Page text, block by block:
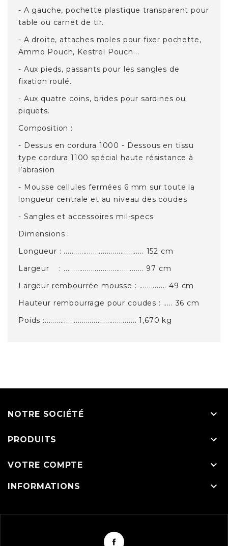
- A gauche, pochette plastique transparent pour
table ou carnet de tir.
- A droite, attaches moles pour fixer pochette,
Ammo Pouch, Kestrel Pouch...
- Aux pieds, passants pour les sangles de
fixation roulé.
- Aux quatre coins, brides pour sardines ou
piquets.
Composition :
- Dessus en cordura 1000 - Dessous en tissu
type cordura 1100 spécial haute résistance à
l’abrasion
- Mousse cellules fermées 6 mm sur toute la
longueur centrale et au niveau des coudes
- Sangles et accessoires mil-specs
Dimensions :
Longueur : ......................................... 152 cm
Largeur : ......................................... 97 cm
Largeur rembourrée mousse : .............. 49 cm
Hauteur rembourrage pour coudes : ..... 36 cm
Poids :............................................... 1,670 kg
NOTRE SOCIÉTÉ 
PRODUITS 
VOTRE COMPTE 
INFORMATIONS 